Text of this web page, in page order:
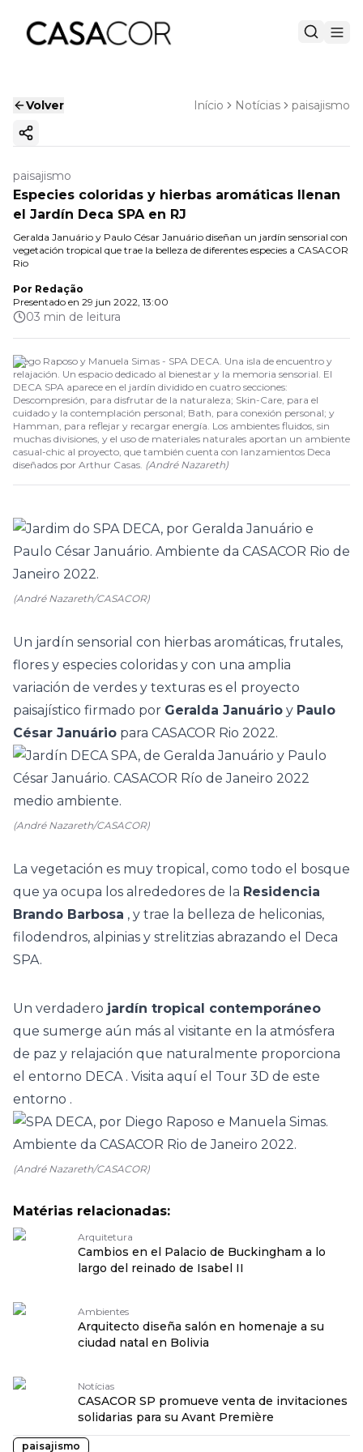
Volver Início Notícias paisajismo
Copiar enlace
paisajismo
Especies coloridas y hierbas aromáticas llenan
el Jardín Deca SPA en RJ
Geralda Januário y Paulo César Januário diseñan un jardín sensorial con
vegetación tropical que trae la belleza de diferentes especies a CASACOR
Rio
Por Redação
Presentado en 29 jun 2022, 13:00
03 min de leitura
Diego Raposo y Manuela Simas - SPA DECA. Una isla de encuentro y
relajación. Un espacio dedicado al bienestar y la memoria sensorial. El
DECA SPA aparece en el jardín dividido en cuatro secciones:
Descompresión, para disfrutar de la naturaleza; Skin-Care, para el
cuidado y la contemplación personal; Bath, para conexión personal; y
Hamman, para reflejar y recargar energía. Los ambientes fluidos, sin
muchas divisiones, y el uso de materiales naturales aportan un ambiente
casual-chic al proyecto, que también cuenta con lanzamientos Deca
diseñados por Arthur Casas. (André Nazareth)
(André Nazareth/CASACOR)
Un jardín sensorial con hierbas aromáticas, frutales,
flores y especies coloridas y con una amplia
variación de verdes y texturas es el proyecto
paisajístico firmado por Geralda Januário y Paulo
César Januário para CASACOR Rio 2022.
(André Nazareth/CASACOR)
La vegetación es muy tropical, como todo el bosque
que ya ocupa los alrededores de la Residencia
Brando Barbosa , y trae la belleza de heliconias,
filodendros, alpinias y strelitzias abrazando el Deca
SPA.
Un verdadero jardín tropical contemporáneo
que sumerge aún más al visitante en la atmósfera
de paz y relajación que naturalmente proporciona
el entorno DECA. Visita aquí el Tour 3D de este
entorno .
(André Nazareth/CASACOR)
Matérias relacionadas:
Arquitetura
Cambios en el Palacio de Buckingham a lo
largo del reinado de Isabel II
Ambientes
Arquitecto diseña salón en homenaje a su
ciudad natal en Bolivia
Notícias
CASACOR SP promueve venta de invitaciones
solidarias para su Avant Première
paisajismo